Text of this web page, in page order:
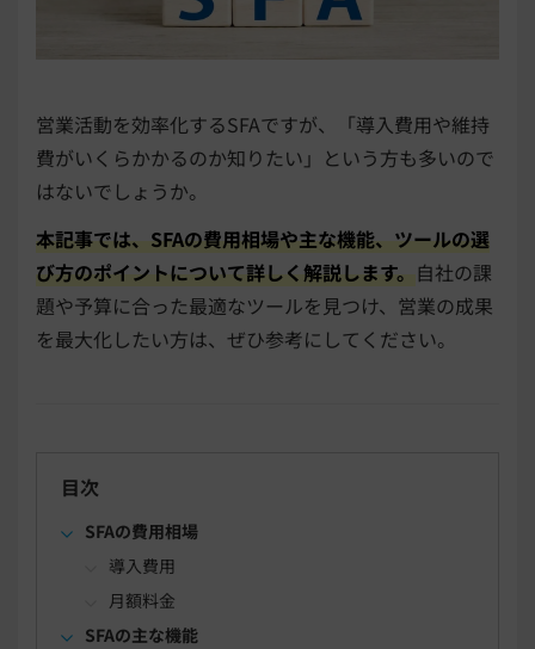
営業活動を効率化するSFAですが、「導入費用や維持
費がいくらかかるのか知りたい」という方も多いので
はないでしょうか。
本記事では、SFAの費用相場や主な機能、ツールの選
び方のポイントについて詳しく解説します。 自社の課
題や予算に合った最適なツールを見つけ、営業の成果
を最大化したい方は、ぜひ参考にしてください。
目次
SFAの費用相場
導入費用
月額料金
SFAの主な機能